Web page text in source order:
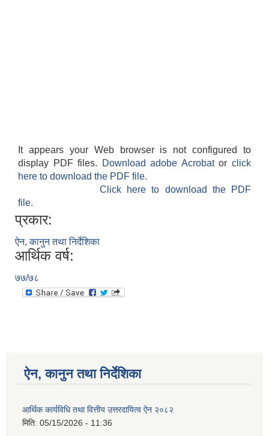
It appears your Web browser is not configured to
display PDF files.
Download adobe Acrobatorclick
here to download the PDF file.
Click here to download the PDF
file.
प्रकार:
ऐन, कानुन तथा निर्देशिका
आर्थिक वर्ष:
७७/७८
ऐन, कानुन तथा निर्देशिका
आर्थिक कार्यविधि तथा वित्तीय उत्तरदायित्व ऐन २०८२
मिति: 05/15/2026 - 11:36